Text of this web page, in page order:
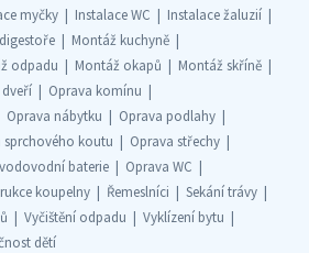
myčky Instalace WC
Instalace žaluzií
Montáž kuchyně
odpadu Montáž okapů
Montáž skříně
Oprava komínu
Oprava nábytku
Oprava podlahy
sprchového koutu
Oprava střechy
baterie
Oprava WC
koupelny Řemeslníci
Sekání trávy
Vyčištění odpadu
Vyklízení bytu
dětí